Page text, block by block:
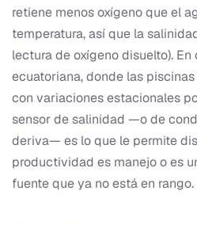
retiene menos oxígeno que el
temperatura, así que la
lectura de oxígeno disuelto).
ecuatoriana, donde las
con variaciones estacionales
sensor de salinidad —o de
deriva— es lo que le permite
productividad es manejo o es
fuente que ya no está en rango.